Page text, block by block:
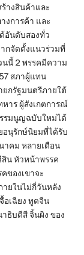
างสินค้าและ
งการค้า และ
อันดับสองทั่ว
กจัดตั้งแนวร่วมที่
นนี้ 2 พรรคมีความ
สภาผู้แทน
ยกรัฐมนตรีภายใต้
าร ผู้สังเกตการณ์
รมนูญฉบับใหม่ได้
อนุรักษ์นิยมที่ได้รับ
าคม หลายเดือน
สิน หัวหน้าพรรค
ของเขาจะ
ยในไม่กี่วันหลัง
อเฉียง ทูตจีน
ธิบดีสี จิ้นผิง ของ